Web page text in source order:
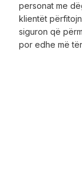
personat me
klientët
siguron që
por edhe më